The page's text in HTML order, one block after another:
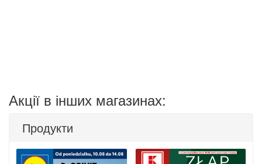
Акції в інших магазинах:
Продукти